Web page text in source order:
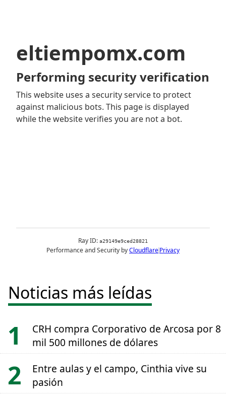
Noticias más leídas
CRH compra Corporativo de Arcosa por 8
mil 500 millones de dólares
Entre aulas y el campo, Cinthia vive su
pasión